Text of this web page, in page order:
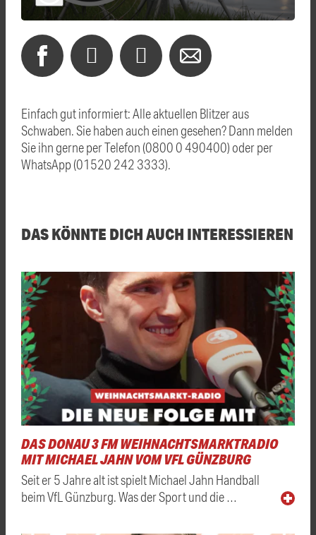
Einfach gut informiert: Alle aktuellen Blitzer aus
Schwaben. Sie haben auch einen gesehen? Dann melden
Sie ihn gerne per Telefon (0800 0 490400) oder per
WhatsApp (01520 242 3333).
DAS KÖNNTE DICH AUCH INTERESSIEREN
DAS DONAU 3 FM WEIHNACHTSMARKTRADIO
MIT MICHAEL JAHN VOM VFL GÜNZBURG
Seit er 5 Jahre alt ist spielt Michael Jahn Handball
beim VfL Günzburg. Was der Sport und die …